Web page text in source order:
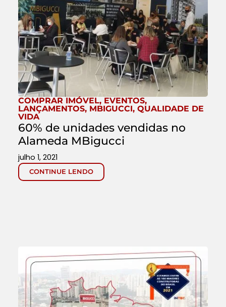
COMPRAR IMÓVEL, EVENTOS,
LANÇAMENTOS, MBIGUCCI, QUALIDADE DE
VIDA
60% de unidades vendidas no
Alameda MBigucci
CONTINUE LENDO
julho 1, 2021